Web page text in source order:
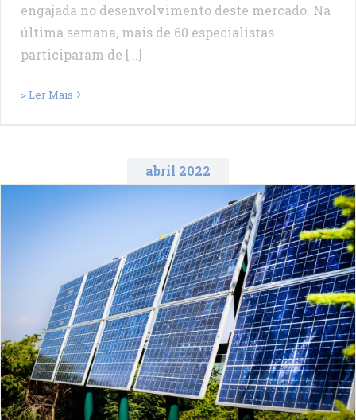
engajada no desenvolvimento deste mercado. Na
última semana, mais de 60 especialistas
participaram de [...]
> Ler Mais
abril 2022